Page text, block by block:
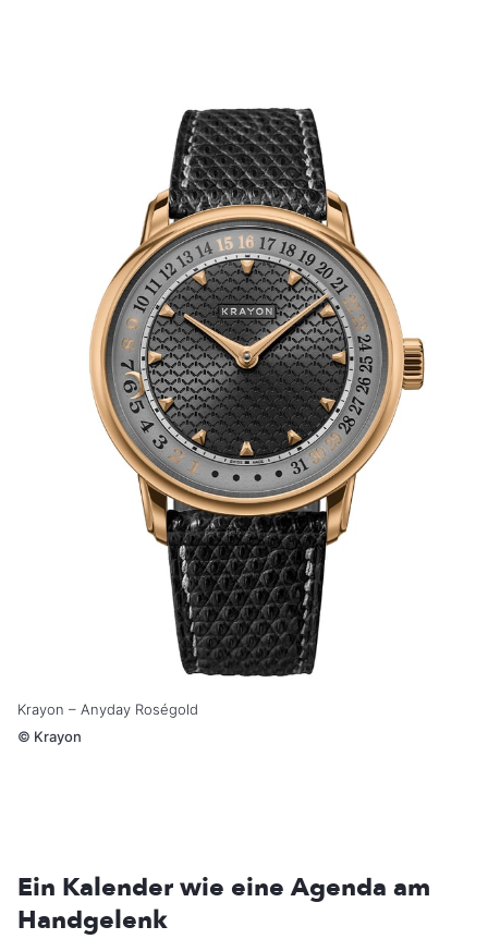
Krayon – Anyday Roségold
© Krayon
Ein Kalender wie eine Agenda am
Handgelenk